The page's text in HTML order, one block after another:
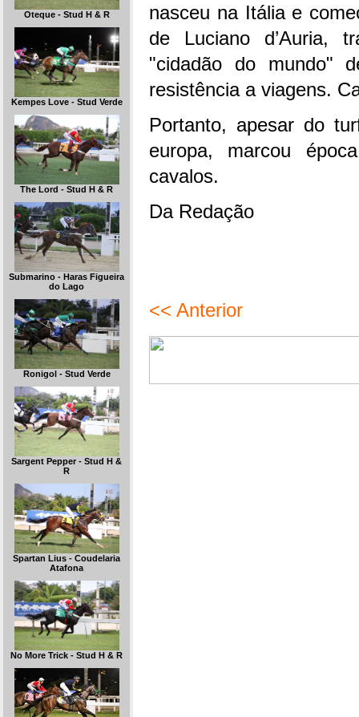
Oteque - Stud H & R
Kempes Love - Stud Verde
The Lord - Stud H & R
Submarino - Haras Figueira
do Lago
Ronigol - Stud Verde
Sargent Pepper - Stud H &
R
Spartan Lius - Coudelaria
Atafona
No More Trick - Stud H & R
nasceu na Itália e
de Luciano d’Auria,
"cidadão do mundo"
resistência a viagens.
Portanto, apesar do
europa, marcou
cavalos.
Da Redação
<< Anterior